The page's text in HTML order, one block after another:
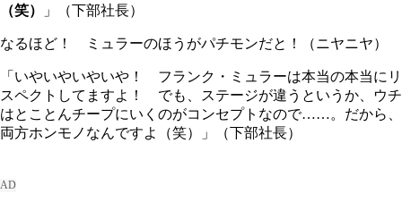
（笑）
」（下部社長）
なるほど！ ミュラーのほうがパチモンだと！（ニヤニヤ）
「いやいやいやいや！ フランク・ミュラーは本当の本当にリ
スペクトしてますよ！ でも、ステージが違うというか、ウチ
はとことんチープにいくのがコンセプトなので……。だから、
両方ホンモノなんですよ（笑）」（下部社長）